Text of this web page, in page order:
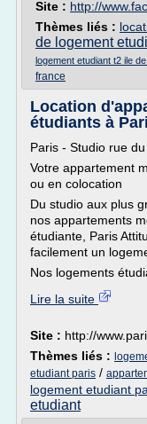
Site : http://
Thèmes liés :
de logement
logement etudiant t2 ile
france
Location
étudiants à
Paris - Studio rue
Votre appartement
ou en colocation
Du studio aux plus
nos appartements
étudiante, Paris
facilement un
Nos logements
Lire la suite
Site : http://
Thèmes liés :
etudiant paris /
logement etudiant
etudiant